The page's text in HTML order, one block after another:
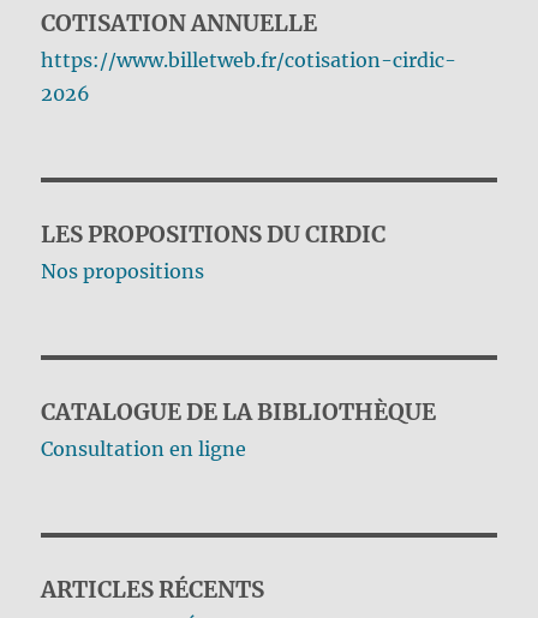
COTISATION ANNUELLE
https://www.billetweb.fr/cotisation-cirdic-
2026
LES PROPOSITIONS DU CIRDIC
Nos propositions
CATALOGUE DE LA BIBLIOTHÈQUE
Consultation en ligne
ARTICLES RÉCENTS